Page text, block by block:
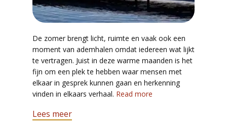
De zomer brengt licht, ruimte en vaak ook een
moment van ademhalen omdat iedereen wat lijkt
te vertragen. Juist in deze warme maanden is het
fijn om een plek te hebben waar mensen met
elkaar in gesprek kunnen gaan en herkenning
vinden in elkaars verhaal. Read more
Lees meer